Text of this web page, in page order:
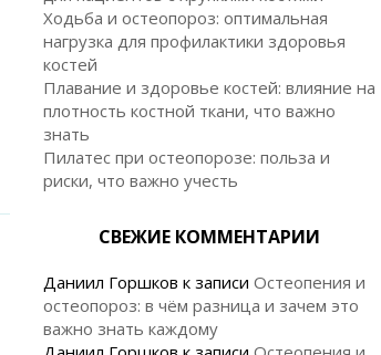
Ходьба и остеопороз: оптимальная
нагрузка для профилактики здоровья
костей
Плавание и здоровье костей: влияние на
плотность костной ткани, что важно
знать
Пилатес при остеопорозе: польза и
риски, что важно учесть
СВЕЖИЕ КОММЕНТАРИИ
Даниил Горшков к записи Остеопения и
остеопороз: в чём разница и зачем это
важно знать каждому